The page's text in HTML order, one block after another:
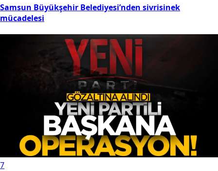
Samsun Büyükşehir Belediyesi’nden sivrisinek
mücadelesi
7